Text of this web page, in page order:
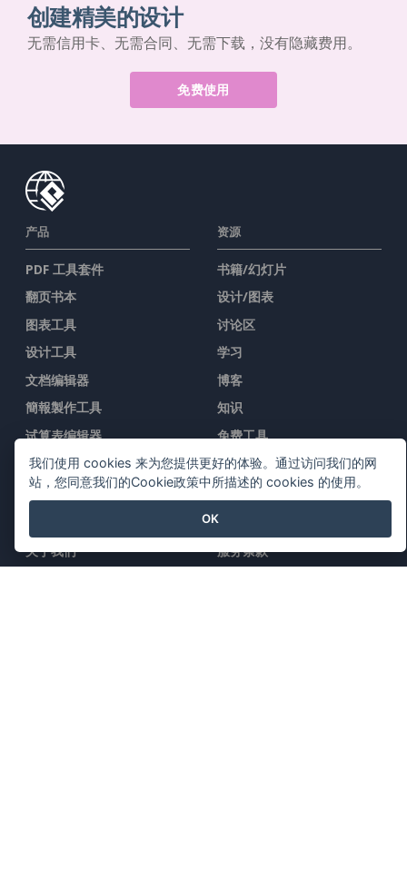
创建精美的设计
无需信用卡、无需合同、无需下载，没有隐藏费用。
免费使用
产品
PDF 工具套件
翻页书本
图表工具
设计工具
文档编辑器
簡報製作工具
试算表编辑器
价格
资源
书籍/幻灯片
设计/图表
讨论区
学习
博客
知识
免费工具
网站地图
关于我们
法律
服务条款
我们使用 cookies 来为您提供更好的体验。通过访问我们的网
站，您同意我们的Cookie政策中所描述的 cookies 的使用。
OK